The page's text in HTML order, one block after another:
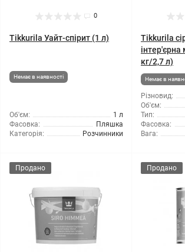
0
Tikkurila Уайт-спірит (1 л)
Немає в наявності
Об'єм:
1 л
Фасовка:
Пляшка
Категорія:
Розчинники
Tikkurila
кг/2,7 л)
Немає в
Різновид:
Об'єм:
Тип:
Фасовка:
Вага:
Продано Продано